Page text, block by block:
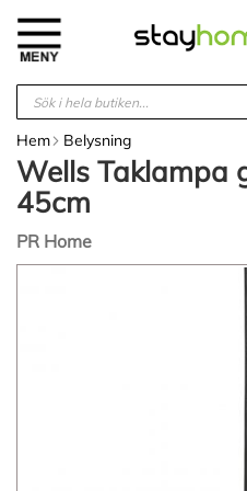
innehållet
Hem Belysning
Wells Taklampa
45cm
PR Home